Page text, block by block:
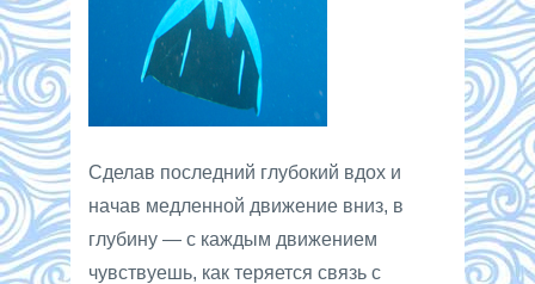
Сделав последний глубокий вдох и
начав медленной движение вниз, в
глубину — с каждым движением
чувствуешь, как теряется связь с